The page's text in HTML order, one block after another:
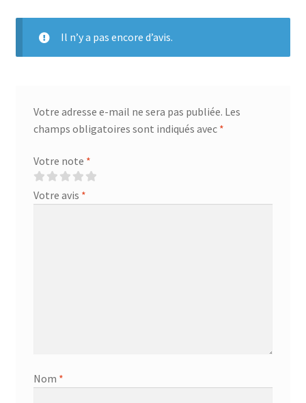
Il n’y a pas encore d’avis.
Votre adresse e-mail ne sera pas publiée. Les
champs obligatoires sont indiqués avec *
Votre note *
Votre avis *
Nom *